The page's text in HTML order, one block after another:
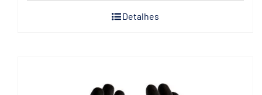
Detalhes